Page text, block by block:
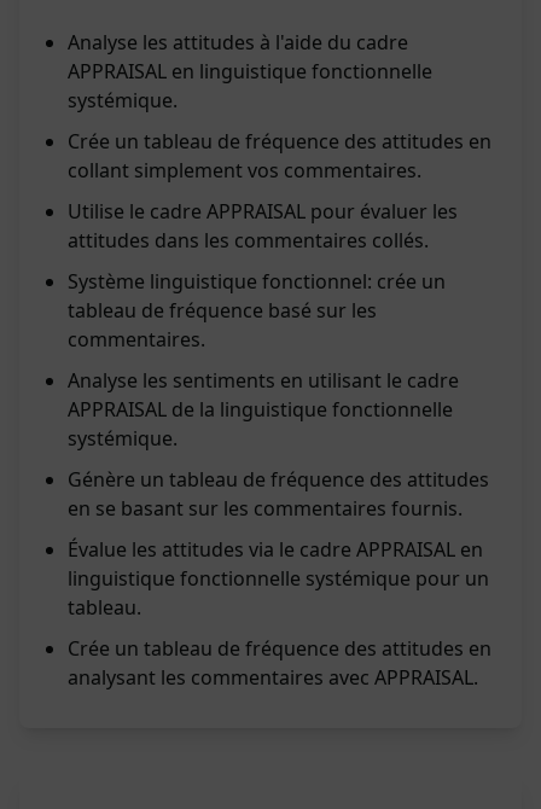
Analyse les attitudes à l'aide du cadre
APPRAISAL en linguistique fonctionnelle
systémique.
Crée un tableau de fréquence des attitudes en
collant simplement vos commentaires.
Utilise le cadre APPRAISAL pour évaluer les
attitudes dans les commentaires collés.
Système linguistique fonctionnel: crée un
tableau de fréquence basé sur les
commentaires.
Analyse les sentiments en utilisant le cadre
APPRAISAL de la linguistique fonctionnelle
systémique.
Génère un tableau de fréquence des attitudes
en se basant sur les commentaires fournis.
Évalue les attitudes via le cadre APPRAISAL en
linguistique fonctionnelle systémique pour un
tableau.
Crée un tableau de fréquence des attitudes en
analysant les commentaires avec APPRAISAL.